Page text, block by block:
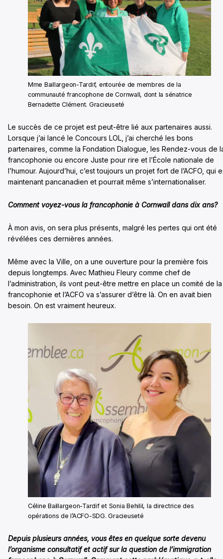
Mme Baillargeon-Tardif, entourée de membres de la
communauté francophone de Cornwall, dont la sénatrice
Bernadette Clément. Gracieuseté
Le succès de ce projet est peut-être lié aux partenaires aussi.
Lorsque j’ai lancé le Concours LOL, j’ai cherché les bons
partenaires, comme la Fondation Dialogue, les Rendez-vous de
francophonie ou encore Juste pour rire et l’École nationale de
l’humour. Aujourd’hui, c’est toujours un projet fort de l’ACFO, qui
maintenant pancanadien et pourrait même s’internationaliser.
Comment voyez-vous la francophonie à Cornwall dans dix ans?
À mon avis, on sera plus présents, malgré les pertes qui ont été
révélées ces dernières années.
Même avec la Ville, on a une ouverture pour la première fois
depuis longtemps. Avec Mathieu Fleury comme chef de
l’administration, ils vont peut-être mettre en place un comité de la
francophonie et l’ACFO va s’assurer d’être là. On en avait bien
besoin. On est vraiment heureux.
Céline Baillargeon-Tardif et Sonia Behilil, la directrice des
opérations de l’ACFO-SDG. Gracieuseté
Depuis plusieurs années, vous êtes en quelque sorte devenu
l’organisme consultatif et actif sur la question de l’immigration